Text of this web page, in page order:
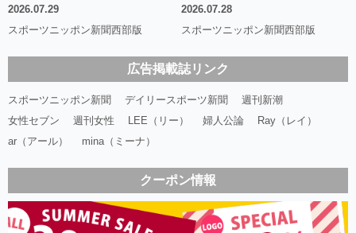
2026.07.29
スポーツニッポン新聞西部版
2026.07.28
スポーツニッポン新聞西部版
広告掲載誌リンク
スポーツニッポン新聞 デイリースポーツ新聞
週刊新潮
女性セブン
週刊女性 LEE（リー） 婦人公論
Ray（レイ）
ar（アール）
mina（ミーナ）
クーポン情報